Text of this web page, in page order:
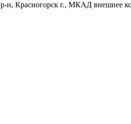
н, Красногорск г., МКАД внешнее